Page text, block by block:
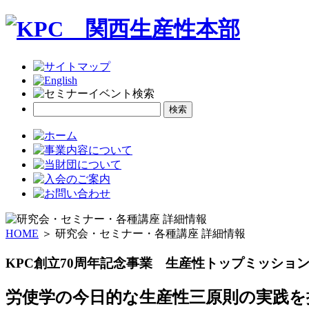
HOME ＞ 研究会・セミナー・各種講座 詳細情報
KPC創立70周年記念事業 生産性トップミッション
労使学の今日的な生産性三原則の実践